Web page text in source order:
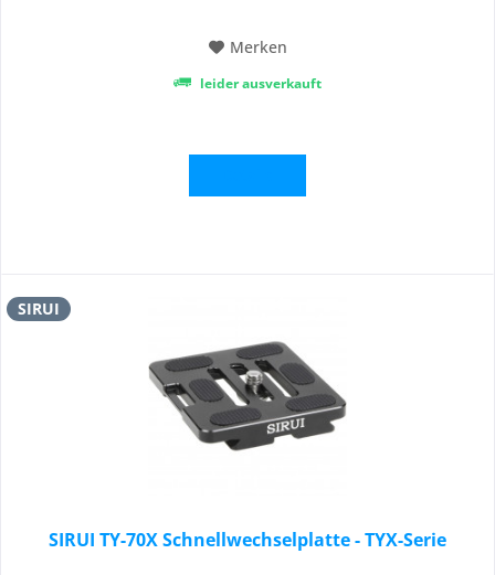
Merken
leider ausverkauft
SIRUI
SIRUI TY-70X Schnellwechselplatte - TYX-Serie